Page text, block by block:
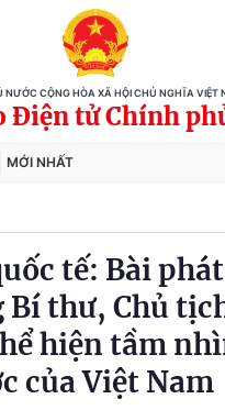
NƯỚC CỘNG HÒA XÃ HỘI CHỦ NGHĨA VIỆT
Điện tử Chính
MỚI NHẤT
tế: Bài
Bí thư, Chủ
hiện tầm
của Việt Nam